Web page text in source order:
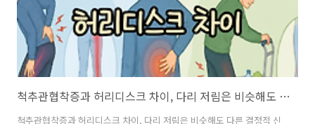
척추관협착증과 허리디스크 차이, 다리 저림은 비슷해도 다릅니다
척추관협착증과 허리디스크 차이, 다리 저림은 비슷해도 다른 결정적 신